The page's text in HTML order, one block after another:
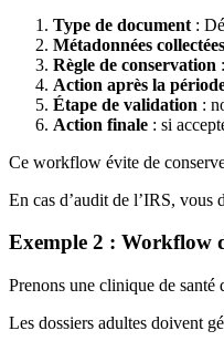
Type de document :
Métadonnées collectées
Règle de conservation
Action après la
Étape de validation :
Action finale : si
Ce workflow évite de
En cas d’audit de l’IRS, vous
Exemple 2 : Workflow
Prenons une clinique de santé
Les dossiers adultes doivent